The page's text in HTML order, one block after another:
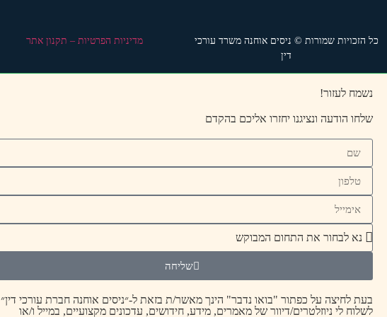
כל הזכויות שמורות © ניסים אוחנה משרד עורכי
דין
מדיניות הפרטיות – תקנון אתר
נשמח לעזור!
שלחו הודעה ונציגנו יחזרו אליכם בהקדם
שליחה
בעת לחיצה על כפתור "בואו נדבר" הינך מאשר/ת בזאת ל-״ניסים אוחנה חברת עורכי דין״
לשלוח לי ניוזלטרים/דיוור של מאמרים, מידע, חידושים, עדכונים מקצועיים, במייל ו/או